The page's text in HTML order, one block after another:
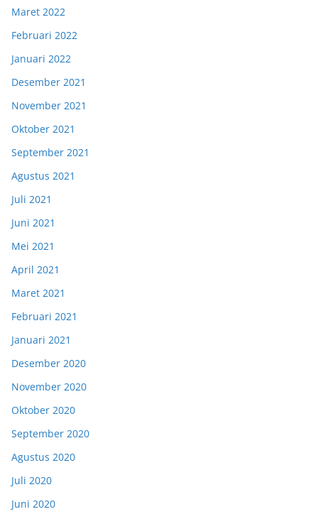
Maret 2022
Februari 2022
Januari 2022
Desember 2021
November 2021
Oktober 2021
September 2021
Agustus 2021
Juli 2021
Juni 2021
Mei 2021
April 2021
Maret 2021
Februari 2021
Januari 2021
Desember 2020
November 2020
Oktober 2020
September 2020
Agustus 2020
Juli 2020
Juni 2020